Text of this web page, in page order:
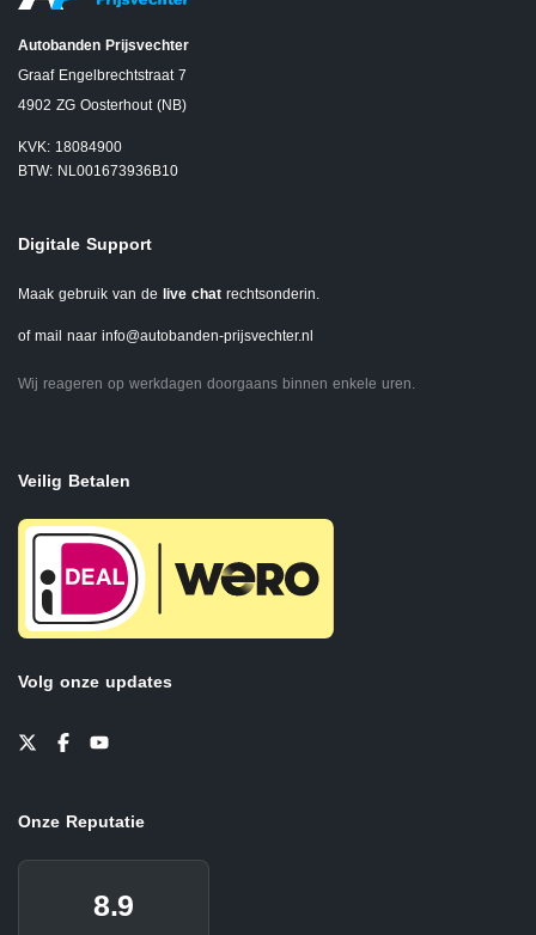
Autobanden Prijsvechter
Graaf Engelbrechtstraat 7
4902 ZG Oosterhout (NB)
KVK: 18084900
BTW: NL001673936B10
Digitale Support
Maak gebruik van de live chat rechtsonderin.
of mail naar info@autobanden-prijsvechter.nl
Wij reageren op werkdagen doorgaans binnen enkele uren.
Veilig Betalen
Volg onze updates
Onze Reputatie
8.9